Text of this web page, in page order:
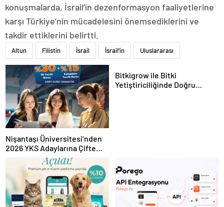
konuşmalarda, İsrail’in dezenformasyon faaliyetlerine
karşı Türkiye’nin mücadelesini önemsediklerini ve
takdir ettiklerini belirtti.
Altun Filistin İsrail İsrail'in Uluslararası
Nişantaşı Üniversitesi’nden
2026 YKS Adaylarına Çifte
Güvence: Sabit Ücret ve
Kesintisiz Burs
Bitkigrow ile Bitki
Yetiştiriciliğinde Doğru